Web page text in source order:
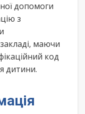
допомоги
з
маючи
код
дитини.